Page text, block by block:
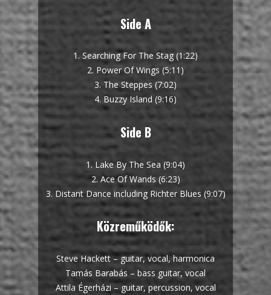
Side A
1. Searching For The Stag (1:22)
2. Power Of Wings (5:11)
3. The Steppes (7:02)
4. Buzzy Island (9:16)
Side B
1. Lake By The Sea (9:04)
2. Ace Of Wands (6:23)
3. Distant Dance including Richter Blues (9:07)
Közreműködők:
Steve Hackett – guitar, vocal, harmonica
Tamás Barabás – bass guitar, vocal
Attila Égerházi – guitar, percussion, vocal